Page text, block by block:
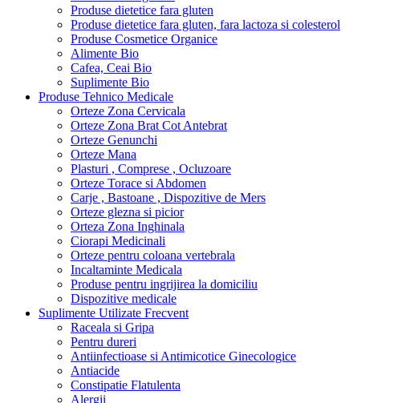
Produse dietetice fara gluten
Produse dietetice fara gluten, fara lactoza si colesterol
Produse Cosmetice Organice
Alimente Bio
Cafea, Ceai Bio
Suplimente Bio
Produse Tehnico Medicale
Orteze Zona Cervicala
Orteze Zona Brat Cot Antebrat
Orteze Genunchi
Orteze Mana
Plasturi , Comprese , Ocluzoare
Orteze Torace si Abdomen
Carje , Bastoane , Dispozitive de Mers
Orteze glezna si picior
Orteza Zona Inghinala
Ciorapi Medicinali
Orteze pentru coloana vertebrala
Incaltaminte Medicala
Produse pentru ingrijirea la domiciliu
Dispozitive medicale
Suplimente Utilizate Frecvent
Raceala si Gripa
Pentru dureri
Antiinfectioase si Antimicotice Ginecologice
Antiacide
Constipatie Flatulenta
Alergii